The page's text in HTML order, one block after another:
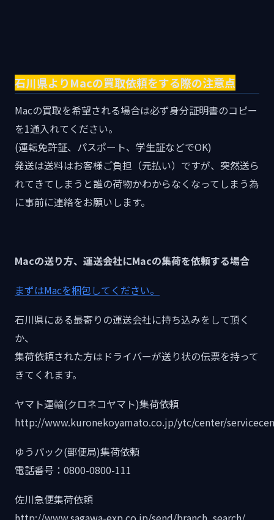
石川県よりMacの買取依頼をする際の注意点
Macの買取を希望される場合は必ず身分証明書のコピー
を1通入れてください。
(運転免許証、パスポート、学生証などでOK)
発送は送料はお客様ご負担（元払い）ですが、突然送ら
れてきてしまうと誰の荷物かわからなくなってしまう為
に事前に連絡をお願いします。
Macの送り方、運送会社にMacの集荷を依頼する場合
まずはMacを梱包してください。
石川県にある最寄りの運送会社に持ち込みをして頂く
か、
集荷依頼された方はドライバーが送り状の伝票を持って
きてくれます。
ヤマト運輸(クロネコヤマト)集荷依頼
http://www.kuronekoyamato.co.jp/ytc/center/
ゆうパック(郵便局)集荷依頼
電話番号：0800-0800-111
佐川急便集荷依頼